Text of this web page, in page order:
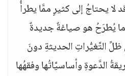
لا يحتاجُ إلى كثيرٍ ممَّا يطرأُ
يُطرَحُ هو صياغةٌ جديدةٌ
ظلِّ التَّغيُّراتِ الحديثةِ دونَ
الدَّعوةِ وأساسيَّاتُها وفقهُها